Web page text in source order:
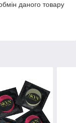
даного товару